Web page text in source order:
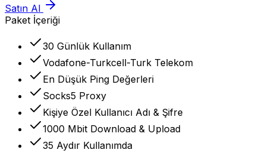
Satın Al
Paket İçeriği
30 Günlük Kullanım
Vodafone-Turkcell-Turk Telekom
En Düşük Ping Değerleri
Socks5 Proxy
Kişiye Özel Kullanıcı Adı & Şifre
1000 Mbit Download & Upload
35 Aydır Kullanımda